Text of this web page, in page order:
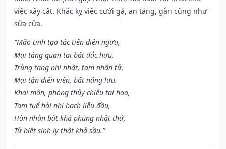
việc xây cất. Khắc kỵ việc cưới gả, an táng, gắn cũng như
sửa cửa.
“Mão tinh tạo tác tiến điền ngưu,
Mai táng quan tai bất đắc hưu,
Trùng tang nhị nhật, tam nhân tử,
Mại tận điền viên, bất năng lưu.
Khai môn, phóng thủy chiêu tai họa,
Tam tuế hài nhi bạch liễu đầu,
Hôn nhân bất khả phùng nhật thử,
Tử biệt sinh ly thật khả sầu.”